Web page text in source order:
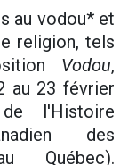
au vodou* et
religion, tels
Vodou,
au 23 février
l'Histoire
des
Québec).